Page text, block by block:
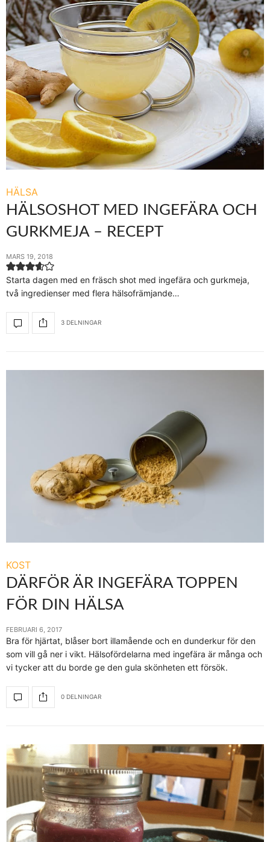
HÄLSA
HÄLSOSHOT MED INGEFÄRA OCH
GURKMEJA – RECEPT
MARS 19, 2018
Starta dagen med en fräsch shot med ingefära och gurkmeja,
två ingredienser med flera hälsofrämjande…
3 DELNINGAR
KOST
DÄRFÖR ÄR INGEFÄRA TOPPEN
FÖR DIN HÄLSA
FEBRUARI 6, 2017
Bra för hjärtat, blåser bort illamående och en dunderkur för den
som vill gå ner i vikt. Hälsofördelarna med ingefära är många och
vi tycker att du borde ge den gula skönheten ett försök.
0 DELNINGAR